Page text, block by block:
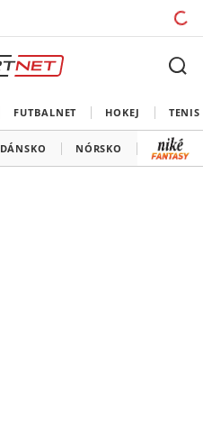
FUTBALNET HOKEJ TENIS
DÁNSKO NÓRSKO